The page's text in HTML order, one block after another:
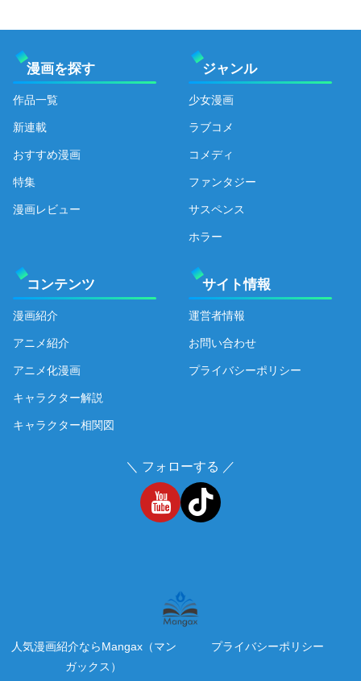
漫画を探す
作品一覧
新連載
おすすめ漫画
特集
漫画レビュー
ジャンル
少女漫画
ラブコメ
コメディ
ファンタジー
サスペンス
ホラー
コンテンツ
漫画紹介
アニメ紹介
アニメ化漫画
キャラクター解説
キャラクター相関図
サイト情報
運営者情報
お問い合わせ
プライバシーポリシー
＼ フォローする ／
人気漫画紹介ならMangax（マン
ガックス）
プライバシーポリシー